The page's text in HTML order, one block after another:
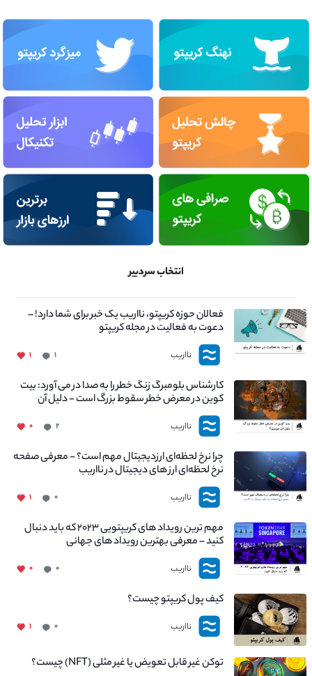
انتخاب سردبیر
فعالان حوزه کریپتو، نااریب یک خبر برای شما دارد! –
دعوت به فعالیت در مجله کریپتو
نااریب ۱ ۱
کارشناس بلومبرگ زنگ خطر را به صدا در می آورد: بیت
کوین در معرض خطر سقوط بزرگ است - دلیل آن
چیست؟
نااریب ۲ ۰
چرا نرخ لحظه‌ای ارزدیجیتال مهم است؟ - معرفی صفحه
نرخ لحظه‌ای ارز های دیجیتال در نااریب
نااریب ۰ ۱
مهم ترین رویداد های کریپتویی ۲۰۲۳ که باید دنبال
کنید – معرفی بهترین رویداد های جهانی
نااریب ۰ ۰
کیف پول کریپتو چیست؟
نااریب ۰ ۱
توکن غیر قابل تعویض یا غیر مثلی (NFT) چیست؟